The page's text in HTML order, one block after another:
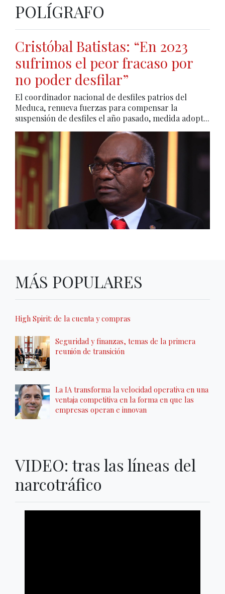
POLÍGRAFO
Cristóbal Batistas: “En 2023
sufrimos el peor fracaso por
no poder desfilar”
El coordinador nacional de desfiles patrios del
Meduca, renueva fuerzas para compensar la
suspensión de desfiles el año pasado, medida adopt...
MÁS POPULARES
High Spirit: de la cuenta y compras
Seguridad y finanzas, temas de la primera
reunión de transición
La IA transforma la velocidad operativa en una
ventaja competitiva en la forma en que las
empresas operan e innovan
VIDEO: tras las líneas del
narcotráfico